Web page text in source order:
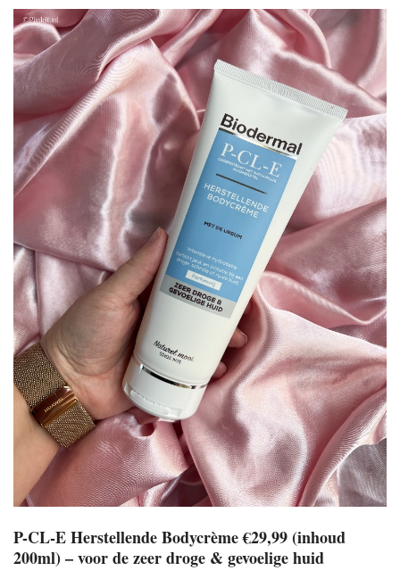
P-CL-E Herstellende Bodycrème €29,99 (inhoud
200ml) – voor de zeer droge & gevoelige huid